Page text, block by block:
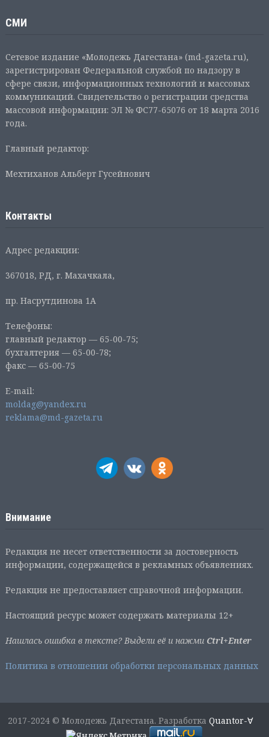
СМИ
Сетевое издание «Молодежь Дагестана» (md-gazeta.ru),
зарегистрирован Федеральной службой по надзору в
сфере связи, информационных технологий и массовых
коммуникаций. Свидетельство о регистрации средства
массовой информации: ЭЛ № ФС77-65076 от 18 марта 2016
года.
Главный редактор:
Мехтиханов Альберт Гусейнович
Контакты
Адрес редакции:
367018, РД, г. Махачкала,
пр. Насрутдинова 1А
Телефоны:
главный редактор — 65-00-75;
бухгалтерия — 65-00-78;
факс — 65-00-75
E-mail:
moldag@yandex.ru
reklama@md-gazeta.ru
Внимание
Редакция не несет ответственности за достоверность
информации, содержащейся в рекламных объявлениях.
Редакция не предоставляет справочной информации.
Настоящий ресурс может содержать материалы 12+
Нашлась ошибка в тексте? Выдели её и нажми Ctrl+Enter
Политика в отношении обработки персональных данных
2017-2024 © Молодежь Дагестана. РазработкаQuantor-∀